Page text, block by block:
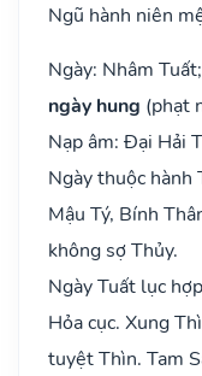
Ngũ hành niên
Ngày: Nhâm
ngày hung (phạt
Nạp âm: Đại Hải
Ngày thuộc hành
Mậu Tý, Bính
không sợ Thủy.
Ngày Tuất lục
Hỏa cục. Xung
tuyệt Thìn. Tam